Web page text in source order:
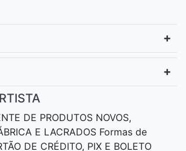
DE PRODUTOS NOVOS,
E LACRADOS Formas de
DE CRÉDITO, PIX E BOLETO